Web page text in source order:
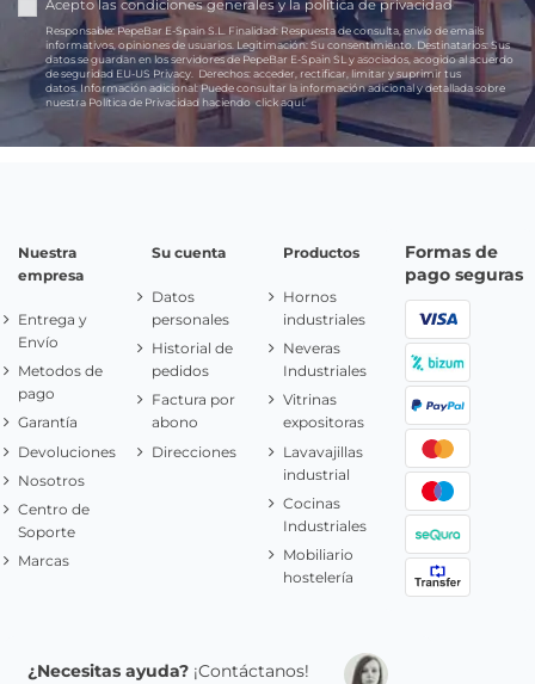
Acepto las condiciones generales y lapolítica de privacidad
Responsable:PepeBar E-Spain S.L. Finalidad: Respuesta de consulta, envío de emails
informativos, opiniones de usuarios. Legitimación: Su consentimiento. Destinatarios: Sus
datos se guardan en los servidores de PepeBar E-Spain SL y asociados, acogido al acuerdo
de seguridad EU-US Privacy.
Derechos: acceder, rectificar, limitar y suprimir tus
datos. Información adicional:Puede consultar la información adicional y detallada sobre
nuestra Política de Privacidad haciendoclick aquí.
Nuestra
empresa
Entrega y
Envío
Metodos de
pago
Garantía
Devoluciones
Nosotros
Centro de
Soporte
Marcas
Su cuenta
Datos
personales
Historial de
pedidos
Factura por
abono
Direcciones
Productos
Hornos
industriales
Neveras
Industriales
Vitrinas
expositoras
Lavavajillas
industrial
Cocinas
Industriales
Mobiliario
hostelería
Formas de
pago seguras
¿Necesitas ayuda? ¡Contáctanos!